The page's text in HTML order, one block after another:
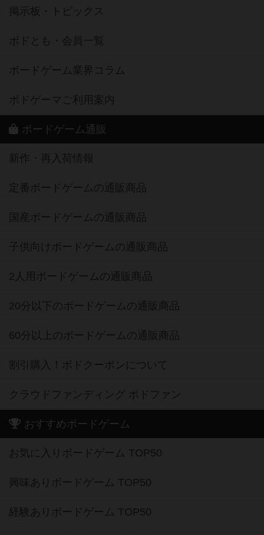
掲示板・トピックス
ボドとも・会員一覧
ボードゲーム業界コラム
ボドゲーマご利用案内
ボードゲーム通販
新作・再入荷情報
定番ボードゲームの通販商品
国産ボードゲームの通販商品
子供向けボードゲームの通販商品
2人用ボードゲームの通販商品
20分以下のボードゲームの通販商品
60分以上のボードゲームの通販商品
割引購入！ボドクーポンについて
クラウドファンディング ボドファン
おすすめボードゲーム
お気に入りボードゲーム TOP50
興味ありボードゲーム TOP50
経験ありボードゲーム TOP50